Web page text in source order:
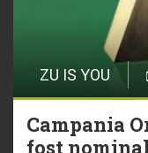
ZU IS YOU
Campania
fost